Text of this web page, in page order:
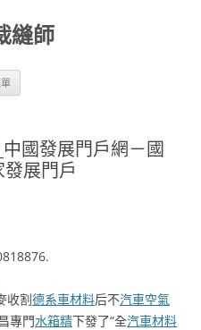
縫師
國發展門戶網－國
展門戶
收割德系車材料后不汽車空氣
專門水箱精下發了“全汽車材料